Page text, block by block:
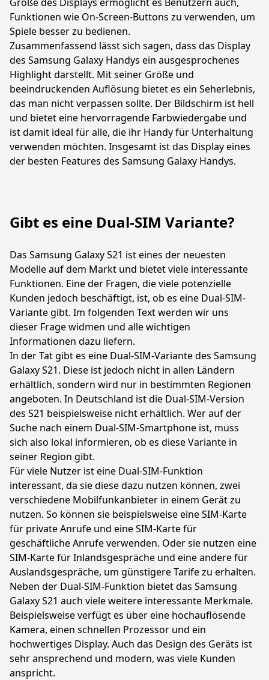
Funktionen wie On-Screen-Buttons zu verwenden, um
Spiele besser zu bedienen.
Zusammenfassend lässt sich sagen, dass das Display
des Samsung Galaxy Handys ein ausgesprochenes
Highlight darstellt. Mit seiner Größe und
beeindruckenden Auflösung bietet es ein Seherlebnis,
das man nicht verpassen sollte. Der Bildschirm ist hell
und bietet eine hervorragende Farbwiedergabe und
ist damit ideal für alle, die ihr Handy für Unterhaltung
verwenden möchten. Insgesamt ist das Display eines
der besten Features des Samsung Galaxy Handys.
Gibt es eine Dual-SIM Variante?
Das Samsung Galaxy S21 ist eines der neuesten
Modelle auf dem Markt und bietet viele interessante
Funktionen. Eine der Fragen, die viele potenzielle
Kunden jedoch beschäftigt, ist, ob es eine Dual-SIM-
Variante gibt. Im folgenden Text werden wir uns
dieser Frage widmen und alle wichtigen
Informationen dazu liefern.
In der Tat gibt es eine Dual-SIM-Variante des Samsung
Galaxy S21. Diese ist jedoch nicht in allen Ländern
erhältlich, sondern wird nur in bestimmten Regionen
angeboten. In Deutschland ist die Dual-SIM-Version
des S21 beispielsweise nicht erhältlich. Wer auf der
Suche nach einem Dual-SIM-Smartphone ist, muss
sich also lokal informieren, ob es diese Variante in
seiner Region gibt.
Für viele Nutzer ist eine Dual-SIM-Funktion
interessant, da sie diese dazu nutzen können, zwei
verschiedene Mobilfunkanbieter in einem Gerät zu
nutzen. So können sie beispielsweise eine SIM-Karte
für private Anrufe und eine SIM-Karte für
geschäftliche Anrufe verwenden. Oder sie nutzen eine
SIM-Karte für Inlandsgespräche und eine andere für
Auslandsgespräche, um günstigere Tarife zu erhalten.
Neben der Dual-SIM-Funktion bietet das Samsung
Galaxy S21 auch viele weitere interessante Merkmale.
Beispielsweise verfügt es über eine hochauflösende
Kamera, einen schnellen Prozessor und ein
hochwertiges Display. Auch das Design des Geräts ist
sehr ansprechend und modern, was viele Kunden
anspricht.